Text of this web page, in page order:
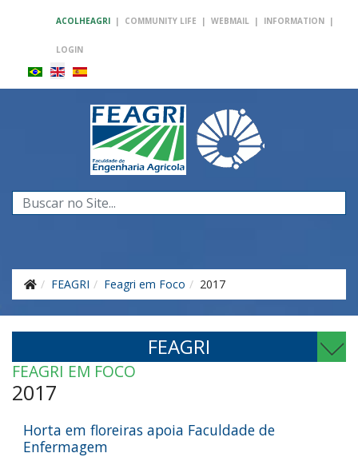
ACOLHEAGRI | COMMUNITY LIFE | WEBMAIL | INFORMATION |
LOGIN
Search
...
FEAGRI Feagri em Foco 2017
FEAGRI
FEAGRI EM FOCO
2017
Horta em floreiras apoia Faculdade de
Enfermagem